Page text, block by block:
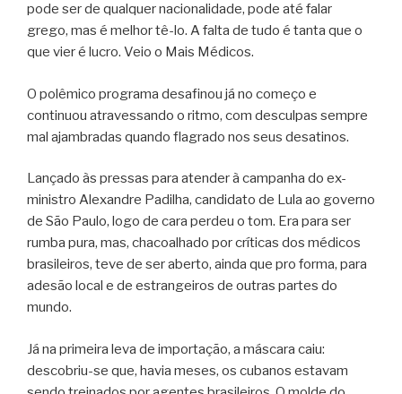
pode ser de qualquer nacionalidade, pode até falar
grego, mas é melhor tê-lo. A falta de tudo é tanta que o
que vier é lucro. Veio o Mais Médicos.
O polêmico programa desafinou já no começo e
continuou atravessando o ritmo, com desculpas sempre
mal ajambradas quando flagrado nos seus desatinos.
Lançado às pressas para atender à campanha do ex-
ministro Alexandre Padilha, candidato de Lula ao governo
de São Paulo, logo de cara perdeu o tom. Era para ser
rumba pura, mas, chacoalhado por críticas dos médicos
brasileiros, teve de ser aberto, ainda que pro forma, para
adesão local e de estrangeiros de outras partes do
mundo.
Já na primeira leva de importação, a máscara caiu:
descobriu-se que, havia meses, os cubanos estavam